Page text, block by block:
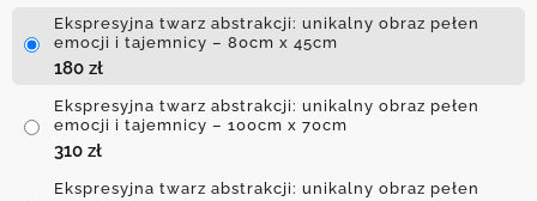
Ekspresyjna twarz abstrakcji: unikalny obraz pełen
emocji i tajemnicy – 80cm x 45cm
180 zł
Ekspresyjna twarz abstrakcji: unikalny obraz pełen
emocji i tajemnicy – 100cm x 70cm
310 zł
Ekspresyjna twarz abstrakcji: unikalny obraz pełen